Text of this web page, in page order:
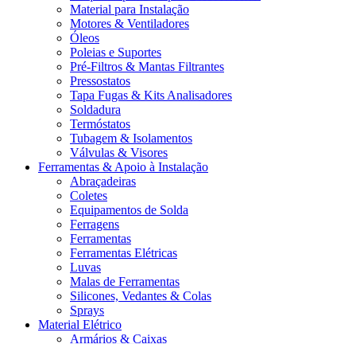
Material para Instalação
Motores & Ventiladores
Óleos
Poleias e Suportes
Pré-Filtros & Mantas Filtrantes
Pressostatos
Tapa Fugas & Kits Analisadores
Soldadura
Termóstatos
Tubagem & Isolamentos
Válvulas & Visores
Ferramentas & Apoio à Instalação
Abraçadeiras
Coletes
Equipamentos de Solda
Ferragens
Ferramentas
Ferramentas Elétricas
Luvas
Malas de Ferramentas
Silicones, Vedantes & Colas
Sprays
Material Elétrico
Armários & Caixas